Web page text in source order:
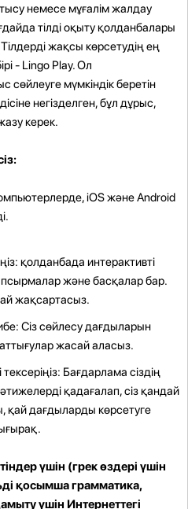
немесе мұғалім жалдау
тілді оқыту қолданбалары
жақсы көрсетудің ең
- Lingo Play. Ол
сөйлеуге мүмкіндік беретін
негізделген, бұл дұрыс,
керек.
iOS және Android
қолданбада интерактивті
және басқалар бар.
жақсартасыз.
Сіз сөйлесу дағдыларын
жасай аласыз.
тексеріңіз: Бағдарлама сіздің
қадағалап, сіз қандай
дағдыларды көрсетуге
үшін (грек өздері үшін
қосымша грамматика,
үшін Интернеттегі